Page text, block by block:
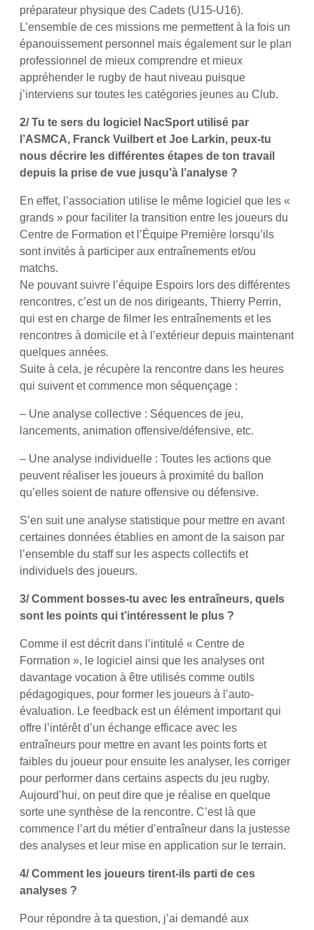
préparateur physique des Cadets (U15-U16).
L’ensemble de ces missions me permettent à la fois un
épanouissement personnel mais également sur le plan
professionnel de mieux comprendre et mieux
appréhender le rugby de haut niveau puisque
j’interviens sur toutes les catégories jeunes au Club.
2/ Tu te sers du logiciel NacSport utilisé par
l’ASMCA, Franck Vuilbert et Joe Larkin, peux-tu
nous décrire les différentes étapes de ton travail
depuis la prise de vue jusqu’à l’analyse ?
En effet, l’association utilise le même logiciel que les «
grands » pour faciliter la transition entre les joueurs du
Centre de Formation et l’Équipe Première lorsqu’ils
sont invités à participer aux entraînements et/ou
matchs.
Ne pouvant suivre l’équipe Espoirs lors des différentes
rencontres, c’est un de nos dirigeants, Thierry Perrin,
qui est en charge de filmer les entraînements et les
rencontres à domicile et à l’extérieur depuis maintenant
quelques années.
Suite à cela, je récupère la rencontre dans les heures
qui suivent et commence mon séquençage :
– Une analyse collective : Séquences de jeu,
lancements, animation offensive/défensive, etc.
– Une analyse individuelle : Toutes les actions que
peuvent réaliser les joueurs à proximité du ballon
qu’elles soient de nature offensive ou défensive.
S’en suit une analyse statistique pour mettre en avant
certaines données établies en amont de la saison par
l’ensemble du staff sur les aspects collectifs et
individuels des joueurs.
3/ Comment bosses-tu avec les entraîneurs, quels
sont les points qui t’intéressent le plus ?
Comme il est décrit dans l’intitulé « Centre de
Formation », le logiciel ainsi que les analyses ont
davantage vocation à être utilisés comme outils
pédagogiques, pour former les joueurs à l’auto-
évaluation. Le feedback est un élément important qui
offre l’intérêt d’un échange efficace avec les
entraîneurs pour mettre en avant les points forts et
faibles du joueur pour ensuite les analyser, les corriger
pour performer dans certains aspects du jeu rugby.
Aujourd’hui, on peut dire que je réalise en quelque
sorte une synthèse de la rencontre. C’est là que
commence l’art du métier d’entraîneur dans la justesse
des analyses et leur mise en application sur le terrain.
4/ Comment les joueurs tirent-ils parti de ces
analyses ?
Pour répondre à ta question, j’ai demandé aux